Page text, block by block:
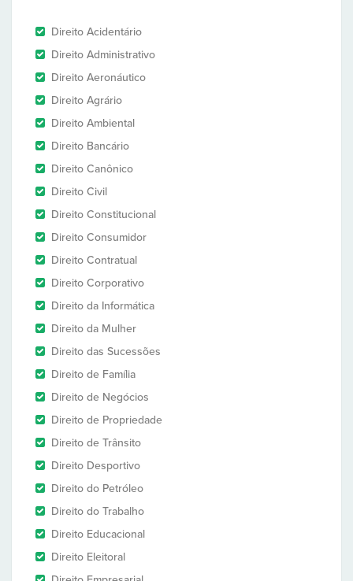
Direito Acidentário
Direito Administrativo
Direito Aeronáutico
Direito Agrário
Direito Ambiental
Direito Bancário
Direito Canônico
Direito Civil
Direito Constitucional
Direito Consumidor
Direito Contratual
Direito Corporativo
Direito da Informática
Direito da Mulher
Direito das Sucessões
Direito de Família
Direito de Negócios
Direito de Propriedade
Direito de Trânsito
Direito Desportivo
Direito do Petróleo
Direito do Trabalho
Direito Educacional
Direito Eleitoral